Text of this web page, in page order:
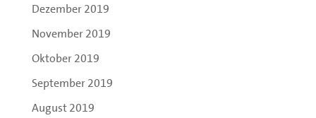
Dezember 2019
November 2019
Oktober 2019
September 2019
August 2019